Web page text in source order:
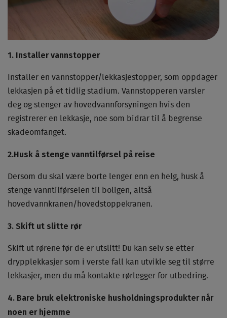
1. Installer vannstopper
Installer en vannstopper/lekkasjestopper, som oppdager
lekkasjen på et tidlig stadium. Vannstopperen varsler
deg og stenger av hovedvannforsyningen hvis den
registrerer en lekkasje, noe som bidrar til å begrense
skadeomfanget.
2.Husk å stenge vanntilførsel på reise
Dersom du skal være borte lenger enn en helg, husk å
stenge vanntilførselen til boligen, altså
hovedvannkranen/hovedstoppekranen.
3. Skift ut slitte rør
Skift ut rørene før de er utslitt! Du kan selv se etter
drypplekkasjer som i verste fall kan utvikle seg til større
lekkasjer, men du må kontakte rørlegger for utbedring.
4. Bare bruk elektroniske husholdningsprodukter når
noen er hjemme